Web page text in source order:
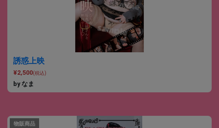
誘惑上映
¥2,500(税込)
by なま
物販商品